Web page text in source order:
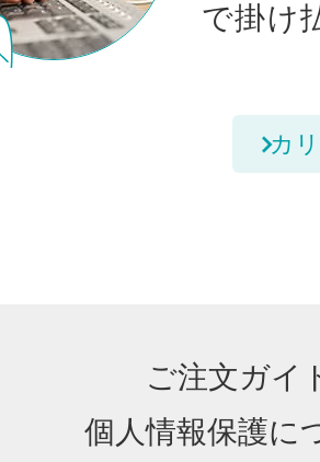
で掛け
カ
ご注文ガイ
個人情報保護に